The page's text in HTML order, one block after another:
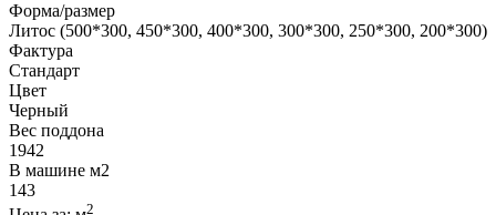
Форма/размер
Литос (500*300, 450*300, 400*300, 300*300, 250*300, 200*300)
Фактура
Стандарт
Цвет
Черный
Вес поддона
1942
В машине м2
143
2